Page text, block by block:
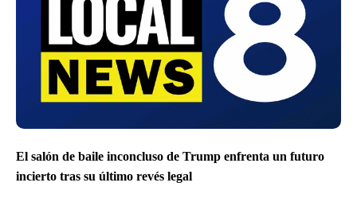
El salón de baile inconcluso de Trump enfrenta un futuro
incierto tras su último revés legal